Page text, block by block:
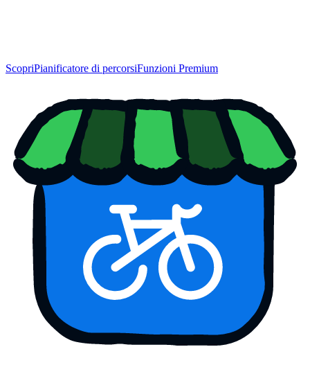
ScopriPianificatore di percorsiFunzioni Premium